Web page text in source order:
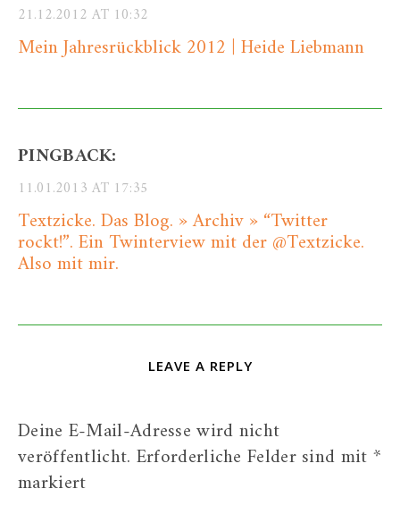
21.12.2012 AT 10:32
Mein Jahresrückblick 2012 | Heide Liebmann
PINGBACK:
11.01.2013 AT 17:35
Textzicke. Das Blog. » Archiv » “Twitter
rockt!”. Ein Twinterview mit der @Textzicke.
Also mit mir.
LEAVE A REPLY
Deine E-Mail-Adresse wird nicht
veröffentlicht. Erforderliche Felder sind mit*
markiert